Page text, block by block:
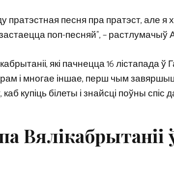
пратэстная песня пра пратэст, але я
поп-песняй”, – растлумачыў
які пачнецца 16 лістапада
і многае іншае, перш чым
купіць білеты і знайсці поўны спіс
Вялікабрытаніі